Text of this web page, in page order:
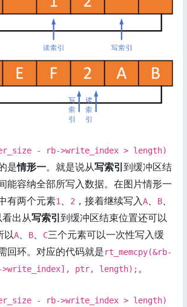
- rb->write_index > length)
是情形一。就是说从写索引 到缓冲区结
能容纳全部所写入数据。在图片情形一
有两个元素1 、 2 ，接着继续写入A、 B、
出从写索引 到缓冲区结束位置还可以
以A、 B、 C三个元素可以一次性写入缓
回环。对应的代码就是rt_memcpy(&rb-
>write_index], ptr, length);。
- rb->write_index > length)